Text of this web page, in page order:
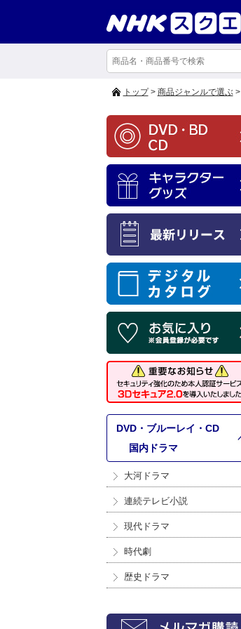
トップ> 商品ジャンルで選ぶ>
DVD・ブルーレイ・CD
国内ドラマ
大河ドラマ
連続テレビ小説
現代ドラマ
時代劇
歴史ドラマ